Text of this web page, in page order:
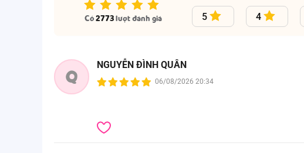
Có2773lượt đánh giá 5 4
Q
NGUYỄN ĐÌNH QUÂN
06/08/2026 20:34